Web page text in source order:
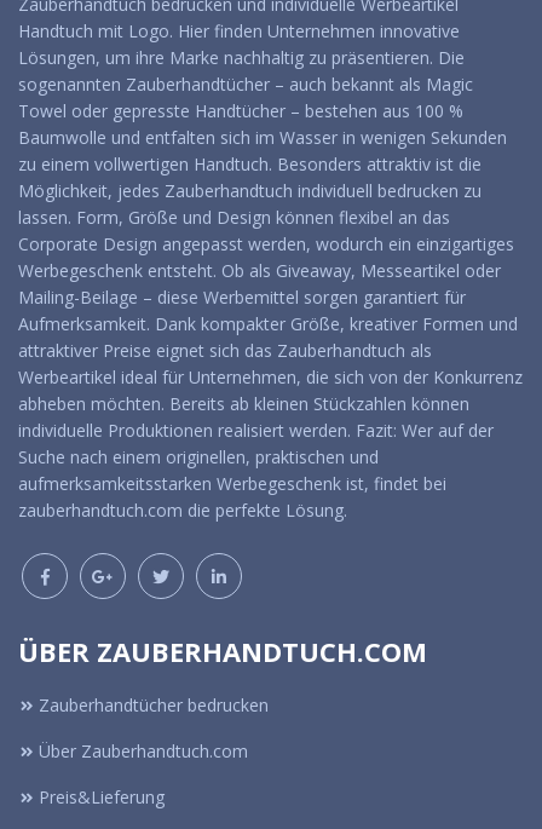
Handtuch mit Logo. Hier finden Unternehmen innovative
Lösungen, um ihre Marke nachhaltig zu präsentieren. Die
sogenannten Zauberhandtücher – auch bekannt als Magic
Towel oder gepresste Handtücher – bestehen aus 100 %
Baumwolle und entfalten sich im Wasser in wenigen Sekunden
zu einem vollwertigen Handtuch. Besonders attraktiv ist die
Möglichkeit, jedes Zauberhandtuch individuell bedrucken zu
lassen. Form, Größe und Design können flexibel an das
Corporate Design angepasst werden, wodurch ein einzigartiges
Werbegeschenk entsteht. Ob als Giveaway, Messeartikel oder
Mailing-Beilage – diese Werbemittel sorgen garantiert für
Aufmerksamkeit. Dank kompakter Größe, kreativer Formen und
attraktiver Preise eignet sich das Zauberhandtuch als
Werbeartikel ideal für Unternehmen, die sich von der Konkurrenz
abheben möchten. Bereits ab kleinen Stückzahlen können
individuelle Produktionen realisiert werden. Fazit: Wer auf der
Suche nach einem originellen, praktischen und
aufmerksamkeitsstarken Werbegeschenk ist, findet bei
zauberhandtuch.com die perfekte Lösung.
ÜBER ZAUBERHANDTUCH.COM
Zauberhandtücher bedrucken
Über Zauberhandtuch.com
Preis&Lieferung